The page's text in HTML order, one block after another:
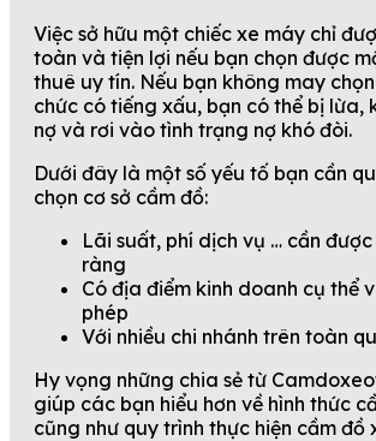
Việc sở hữu một chiếc xe máy chỉ
toàn và tiện lợi nếu bạn chọn được
thuê uy tín. Nếu bạn không may
chức có tiếng xấu, bạn có thể bị lừa,
nợ và rơi vào tình trạng nợ khó đòi.
Dưới đây là một số yếu tố bạn cần
chọn cơ sở cầm đồ:
Lãi suất, phí dịch vụ … cần
ràng
Có địa điểm kinh doanh cụ thể
phép
Với nhiều chi nhánh trên toàn
Hy vọng những chia sẻ từ
giúp các bạn hiểu hơn về hình thức
cũng như quy trình thực hiện cầm đồ